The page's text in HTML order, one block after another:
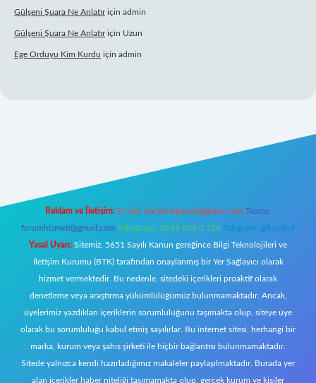
Gülşeni Şuara Ne Anlatıriçin admin
Gülşeni Şuara Ne Anlatıriçin Uzun
Ege Orduyu Kim Kurdu için admin
Reklam ve İletişim: E-mail: backlinkpaneli@gmail.com Teams:
forumhizmeti@gmail.com Whatsapp: 0262 606 0 726 Telegram: @karabul
Yasal Uyarı: Sitemiz, 5651 Sayılı Kanun gereğince Bilgi Teknolojileri ve
İletişim Kurumu (BTK) tarafından onaylanmış bir Yer Sağlayıcı olarak
hizmet vermektedir. Bu nedenle, sitedeki içerikleri proaktif olarak
denetleme veya araştırma yükümlülüğümüz bulunmamaktadır. Ancak,
üyelerimiz yazdıkları içeriklerin sorumluluğunu taşımakta olup, siteye üye
olarak bu sorumluluğu kabul etmiş sayılırlar. Bu internet sitesi, herhangi bir
marka, kurum veya şahıs şirketi ile hiçbir bağlantısı bulunmamaktadır.
Sitede yalnızca kendi hazırladığımız makaleler paylaşılmaktadır. Burada yer
alan içerikler haber niteliği taşımamakta olup, gerçek kurum ve kişiler